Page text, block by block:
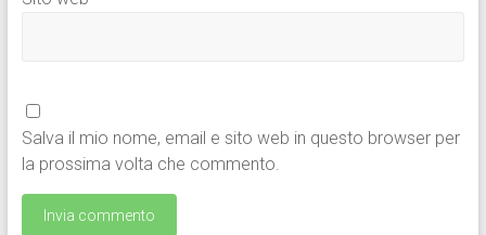
Salva il mio nome, email e sito web in questo browser per
la prossima volta che commento.